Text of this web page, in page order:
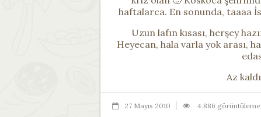
haftalarca. En sonunda, taaaa
Uzun lafın kısası, herşey
Heyecan, hala varla yok arası,
Az
27 Mayıs 2010 4.886 görüntüleme